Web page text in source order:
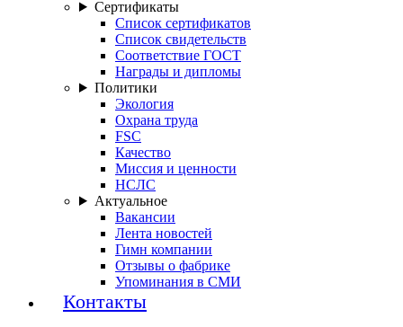
Сертификаты
Список сертификатов
Список свидетельств
Соответствие ГОСТ
Награды и дипломы
Политики
Экология
Охрана труда
FSC
Качество
Миссия и ценности
НСЛС
Актуальное
Вакансии
Лента новостей
Гимн компании
Отзывы о фабрике
Упоминания в СМИ
Контакты